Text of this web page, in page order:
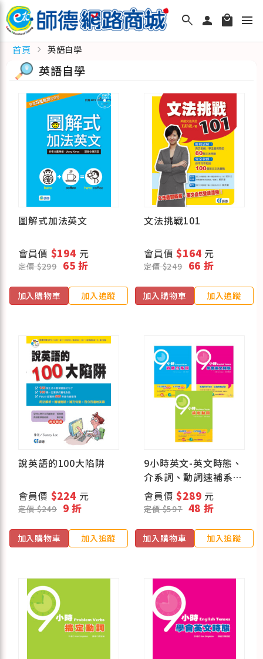
search person local_mall menu
首頁 chevron_right 英語自學
英語自學
圖解式加法英文
會員價 $194 元
定價 $299 65 折
加入購物車 加入追蹤
文法挑戰101
會員價$164 元
定價 $249 66 折
加入購物車 加入追蹤
說英語的100大陷阱
會員價 $224 元
定價 $249 9 折
加入購物車 加入追蹤
9小時英文-英文時態、
介系詞、動詞速補系列
套書
會員價$289 元
定價 $597 48 折
加入購物車 加入追蹤